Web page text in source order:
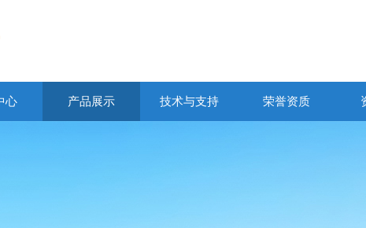
心 产品展示 技术与支持 荣誉资质